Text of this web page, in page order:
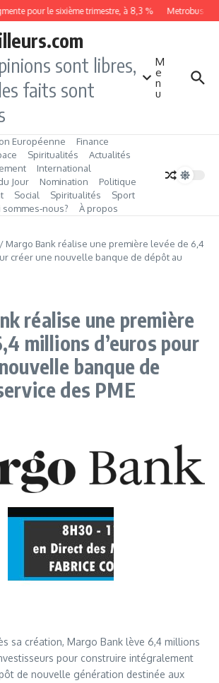
pour le sixième trimestre, à 8,3 % Metrobus
sont libres,
faits sont
M
e
n
u
Européenne
Finance
Spiritualités
Actualités
International
Jour
Nomination
Politique
Social Spiritualités
Sport
sommes‑nous? À propos
/ Margo Bank réalise une première levée de 6,4
créer une nouvelle banque de dépôt au
réalise une première
millions d’euros pour
banque de
des PME
sa création, Margo Bank lève 6,4 millions
pour construire intégralement
de nouvelle génération destinée aux